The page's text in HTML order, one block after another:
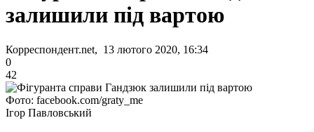
залишили під вартою
Корреспондент.net, 13 лютого 2020, 16:34
0
42
Фото: facebook.com/graty_me
Ігор Павловський